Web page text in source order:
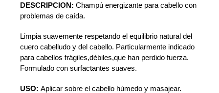
DESCRIPCION:Champú energizante para cabello con
problemas de caída.
Limpia suavemente respetando el equilibrio natural del
cuero cabelludo y del cabello. Particularmente indicado
para cabellos frágiles,débiles,que han perdido fuerza.
Formulado con surfactantes suaves.
USO:Aplicar sobre el cabello húmedo y masajear.